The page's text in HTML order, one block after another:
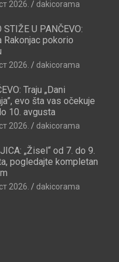
2026. dakicorama
STIŽE U PANČEVO:
Rakonjac pokorio
2026. dakicorama
Traju „Dani
evo šta vas očekuje
10. avgusta
2026. dakicorama
„Žisel“ od 7. do 9.
pogledajte kompletan
2026. dakicorama